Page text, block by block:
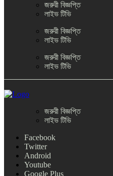
জরুরী বিজ্ঞপ্তি
লাইভ টিভি
জরুরী বিজ্ঞপ্তি
লাইভ টিভি
জরুরী বিজ্ঞপ্তি
লাইভ টিভি
জরুরী বিজ্ঞপ্তি
লাইভ টিভি
Facebook
Twitter
Android
Youtube
Google Plus